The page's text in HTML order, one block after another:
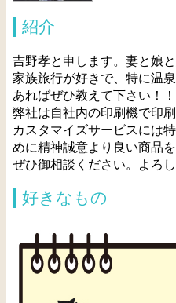
紹介
吉野孝と申します。妻と娘
家族旅行が好きで、特に温
あればぜひ教えて下さい！
弊社は自社内の印刷機で印
カスタマイズサービスには
めに精神誠意より良い商品
ぜひ御相談ください。よろ
好きなもの